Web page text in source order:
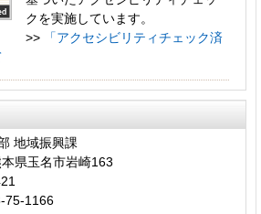
クを実施しています。
>>
「アクセシビリティチェック済
地域振興課
県玉名市岩崎163
75-1166